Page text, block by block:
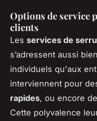
Options de service
clients
Les services de
s’adressent aussi
individuels qu'aux
interviennent pour
rapides, ou encore
Cette polyvalence